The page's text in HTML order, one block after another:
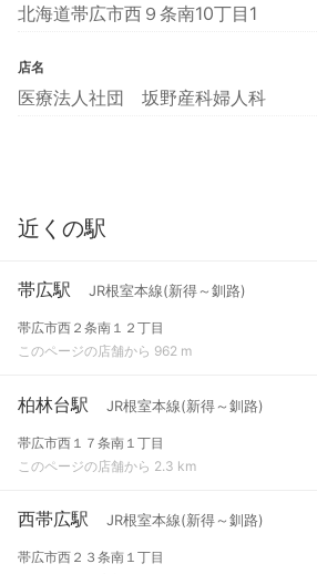
北海道帯広市西９条南10丁目1
店名
医療法人社団 坂野産科婦人科
近くの駅
帯広駅 JR根室本線(新得～釧路)
帯広市西２条南１２丁目
このページの店舗から 962 m
柏林台駅 JR根室本線(新得～釧路)
帯広市西１７条南１丁目
このページの店舗から 2.3 km
西帯広駅 JR根室本線(新得～釧路)
帯広市西２３条南１丁目